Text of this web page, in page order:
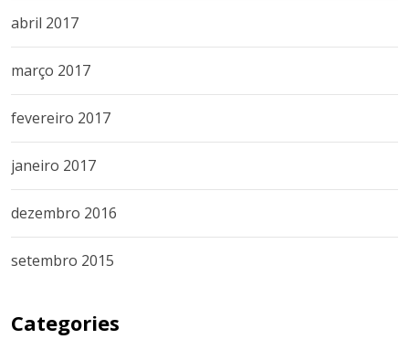
abril 2017
março 2017
fevereiro 2017
janeiro 2017
dezembro 2016
setembro 2015
Categories